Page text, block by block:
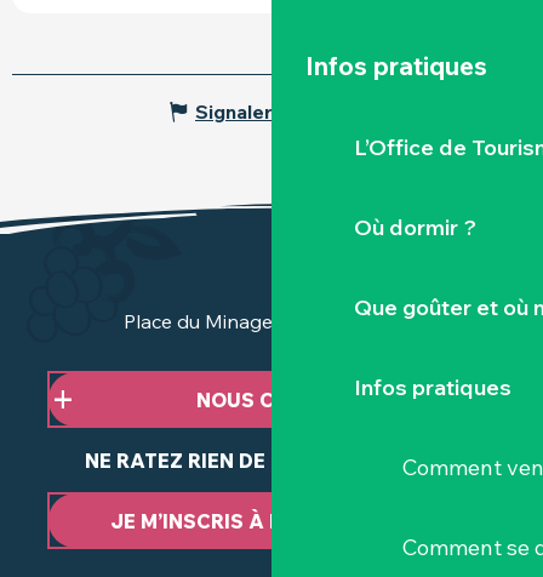
Infos pratiques
L’Office de
Où dormir ?
Que goûter et où
Infos pratiques
Comment
Comment se
Signaler une erreur
Place du Minage - 44190 Clisson
NOUS CONTACTER
NE RATEZ RIEN DE NOTRE ACTUALITÉ
JE M’INSCRIS À LA NEWSLETTER